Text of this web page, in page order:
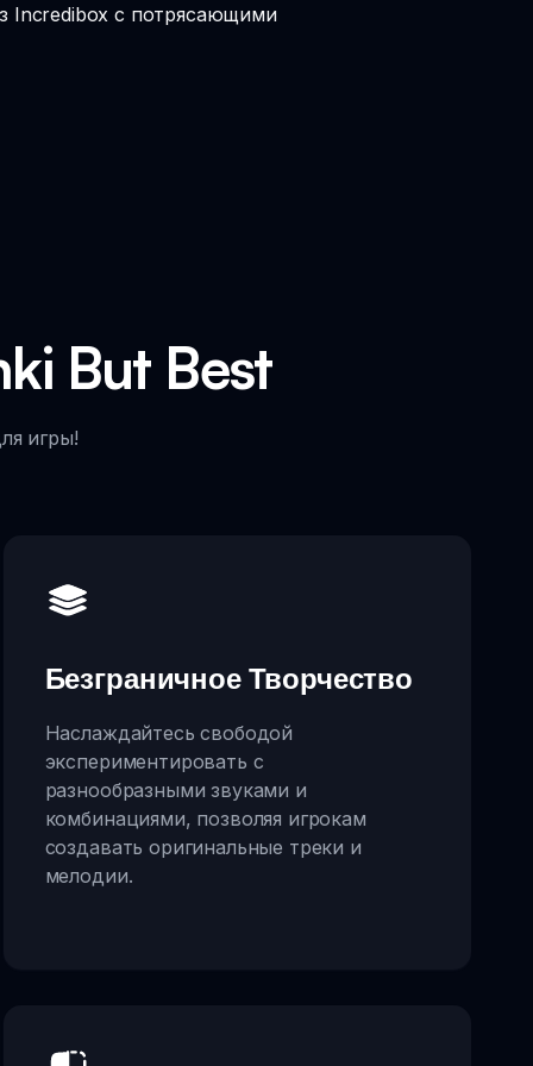
Incredibox с потрясающими
But Best
игры!
Безграничное Творчество
Наслаждайтесь свободой
экспериментировать с
разнообразными звуками и
комбинациями, позволяя игрокам
создавать оригинальные треки и
мелодии.